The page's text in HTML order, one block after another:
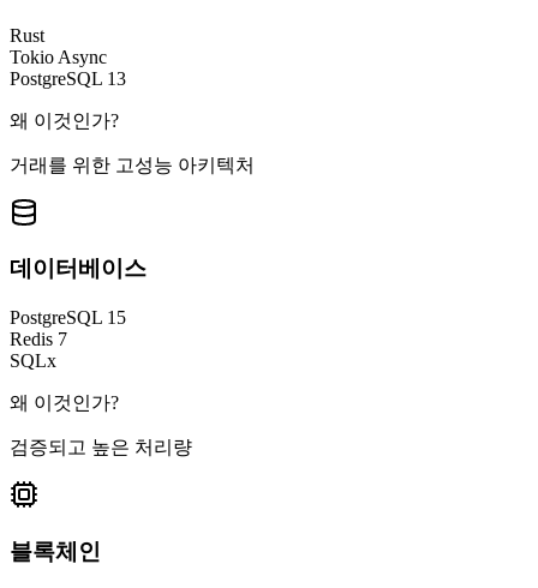
Rust
Tokio Async
PostgreSQL 13
왜 이것인가?
거래를 위한 고성능 아키텍처
데이터베이스
PostgreSQL 15
Redis 7
SQLx
왜 이것인가?
검증되고 높은 처리량
블록체인